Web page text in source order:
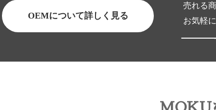
売れる
お気軽
OEMについて詳しく見る